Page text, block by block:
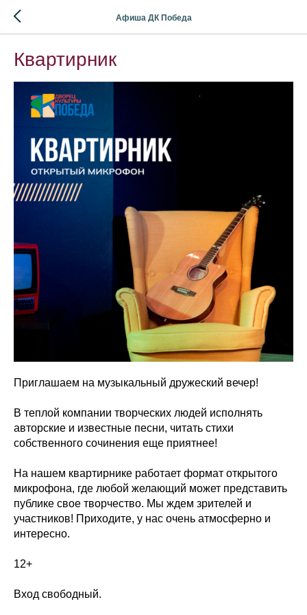
Афиша ДК Победа
Квартирник
Приглашаем на музыкальный дружеский вечер!
В теплой компании творческих людей исполнять
авторские и известные песни, читать стихи
собственного сочинения еще приятнее!
На нашем квартирнике работает формат открытого
микрофона, где любой желающий может представить
публике свое творчество. Мы ждем зрителей и
участников! Приходите, у нас очень атмосферно и
интересно.
12+
Вход свободный.